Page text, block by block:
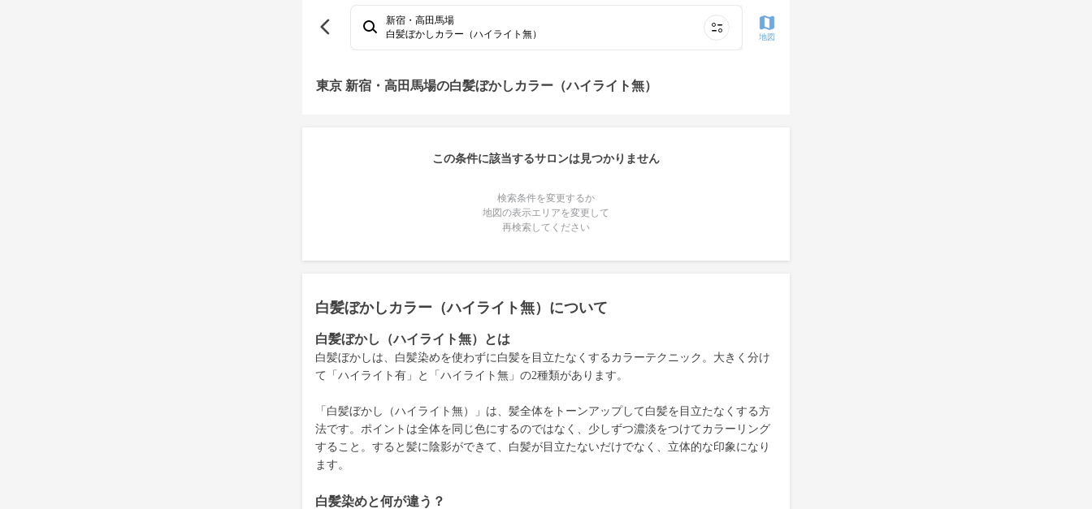
新宿・高田馬場
白髪ぼかしカラー（ハイライト無）
地図
東京 新宿・高田馬場の白髪ぼかしカラー（ハイライト無）
この条件に該当するサロンは見つかりません
検索条件を変更するか
地図の表示エリアを変更して
再検索してください
白髪ぼかしカラー（ハイライト無）について
白髪ぼかし（ハイライト無）とは
白髪ぼかしは、白髪染めを使わずに白髪を目立たなくするカラーテクニック。大きく分け
て「ハイライト有」と「ハイライト無」の2種類があります。
「白髪ぼかし（ハイライト無）」は、髪全体をトーンアップして白髪を目立たなくする方
法です。ポイントは全体を同じ色にするのではなく、少しずつ濃淡をつけてカラーリング
すること。すると髪に陰影ができて、白髪が目立たないだけでなく、立体的な印象になり
ます。
白髪染めと何が違う？